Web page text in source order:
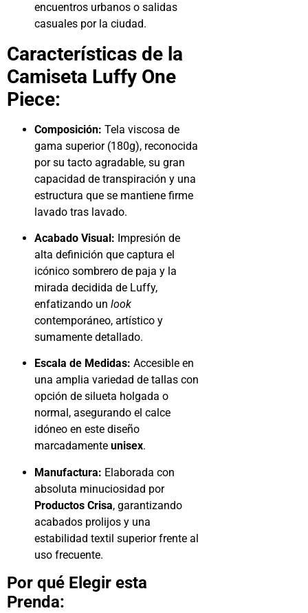
encuentros urbanos o salidas
casuales por la ciudad.
Características de la
Camiseta Luffy One
Piece:
Composición: Tela viscosa de
gama superior (180g), reconocida
por su tacto agradable, su gran
capacidad de transpiración y una
estructura que se mantiene firme
lavado tras lavado.
Acabado Visual: Impresión de
alta definición que captura el
icónico sombrero de paja y la
mirada decidida de Luffy,
enfatizando un look
contemporáneo, artístico y
sumamente detallado.
Escala de Medidas: Accesible en
una amplia variedad de tallas con
opción de silueta holgada o
normal, asegurando el calce
idóneo en este diseño
marcadamente unisex.
Manufactura: Elaborada con
absoluta minuciosidad por
Productos Crisa, garantizando
acabados prolijos y una
estabilidad textil superior frente al
uso frecuente.
Por qué Elegir esta
Prenda: